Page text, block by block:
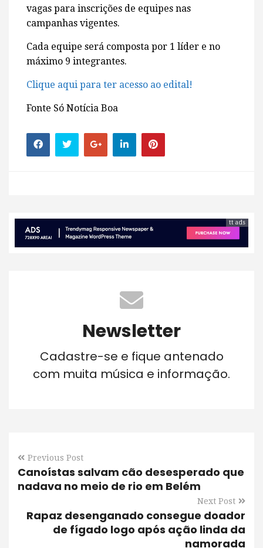
vagas para inscrições de equipes nas
campanhas vigentes.
Cada equipe será composta por 1 líder e no
máximo 9 integrantes.
Clique aqui para ter acesso ao edital!
Fonte Só Notícia Boa
tt ads
Newsletter
Cadastre-se e fique antenado
com muita música e informação.
Previous Post
Canoístas salvam cão desesperado que
nadava no meio de rio em Belém
Next Post
Rapaz desenganado consegue doador
de fígado logo após ação linda da
namorada